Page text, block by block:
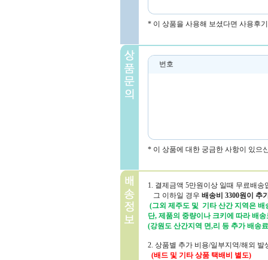
* 이 상품을 사용해 보셨다면 사용후
번호
* 이 상품에 대한 궁금한 사항이 있으
1. 결제금액 5만원이상 일때 무료배송
그 이하일 경우 배송비 3300원이 추
(그외 제주도 및 기타 산간 지역은 배
단, 제품의 중량이나 크키에 따라 배
(강원도 산간지역 면,리 등 추가 배송
2. 상품별 추가 비용/일부지역/해외 발
(배드 및 기타 상품 택배비 별도)